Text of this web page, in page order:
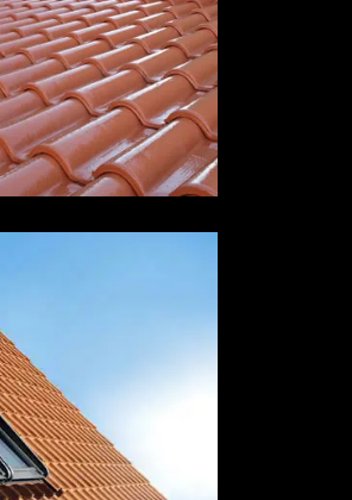
sur tuiles 73
73 Savoie